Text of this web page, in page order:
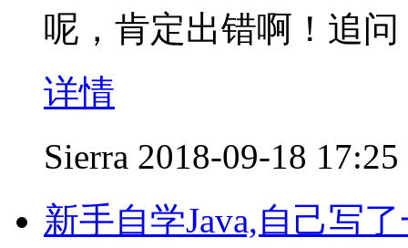
呢，肯定出错啊！追问
详情
Sierra 2018-09-18 17:25
新手自学Java,自己写